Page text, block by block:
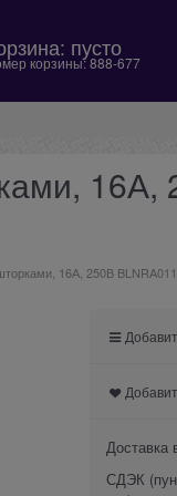
пусто
корзины: 888-677
16А,
16А, 250В
Доставка
СДЭК